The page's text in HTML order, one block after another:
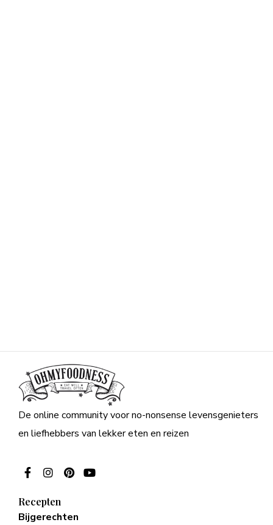
De online community voor no-nonsense levensgenieters
en liefhebbers van lekker eten en reizen
Recepten
Bijgerechten